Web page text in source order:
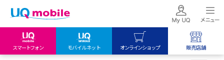
スマートフォン モバイルネット オンラインショップ 販売店舗